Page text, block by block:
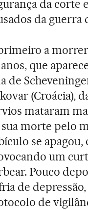
da corte
da guerra
a
que
de
(Croácia),
mataram
morte pelo
se
um
Pouco
de
de